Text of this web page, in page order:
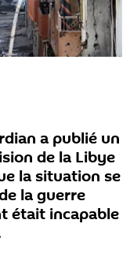
a publié un
de la Libye
la situation se
la guerre
était incapable